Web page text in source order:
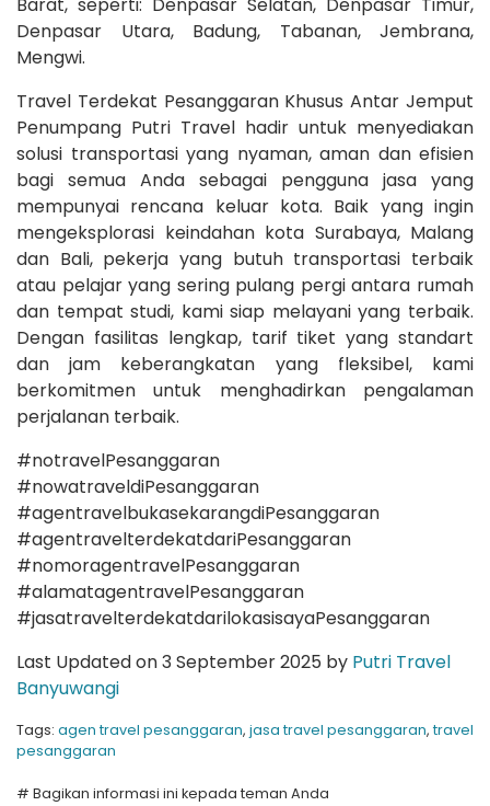
Denpasar Utara, Badung, Tabanan, Jembrana,
Mengwi.
Travel Terdekat Pesanggaran Khusus Antar Jemput
Penumpang Putri Travel hadir untuk menyediakan
solusi transportasi yang nyaman, aman dan efisien
bagi semua Anda sebagai pengguna jasa yang
mempunyai rencana keluar kota. Baik yang ingin
mengeksplorasi keindahan kota Surabaya, Malang
dan Bali, pekerja yang butuh transportasi terbaik
atau pelajar yang sering pulang pergi antara rumah
dan tempat studi, kami siap melayani yang terbaik.
Dengan fasilitas lengkap, tarif tiket yang standart
dan jam keberangkatan yang fleksibel, kami
berkomitmen untuk menghadirkan pengalaman
perjalanan terbaik.
#notravelPesanggaran
#nowatraveldiPesanggaran
#agentravelbukasekarangdiPesanggaran
#agentravelterdekatdariPesanggaran
#nomoragentravelPesanggaran
#alamatagentravelPesanggaran
#jasatravelterdekatdarilokasisayaPesanggaran
Last Updated on 3 September 2025 by Putri Travel
Banyuwangi
Tags: agen travel pesanggaran, jasa travel pesanggaran, travel
pesanggaran
# Bagikan informasi ini kepada teman Anda